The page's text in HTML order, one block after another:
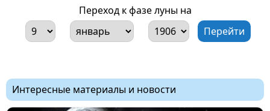
Переход к фазе луны на
Интересные материалы и новости